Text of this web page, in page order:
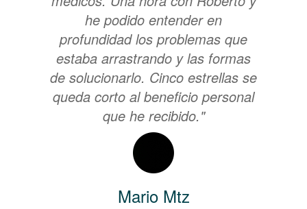
he podido entender en
profundidad los problemas que
estaba arrastrando y las formas
de solucionarlo. Cinco estrellas se
queda corto al beneficio personal
que he recibido."
Mario Mtz